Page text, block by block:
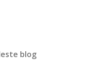
blog